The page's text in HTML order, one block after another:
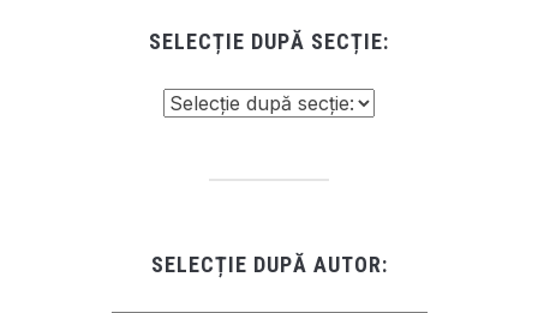
SELECȚIE DUPĂ SECȚIE:
SELECȚIE DUPĂ AUTOR: